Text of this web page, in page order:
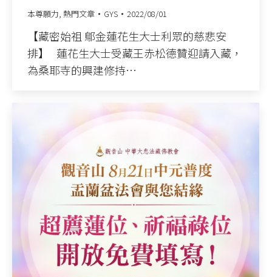
本尊願力, 熱門文章 GYS 2022/08/01
【藏密始祖 鄔金蓮花生大士利眾的慈悲安
排】 蓮花生大士受藏王赤松德贊迎請入藏，
為桑耶寺的興建修持…